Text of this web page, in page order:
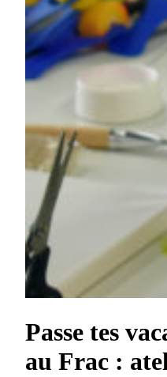
Passe tes
au Frac :